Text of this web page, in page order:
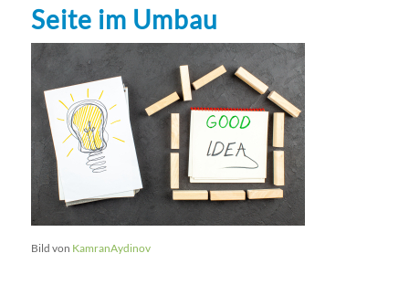
Seite im Umbau
Bild von KamranAydinov